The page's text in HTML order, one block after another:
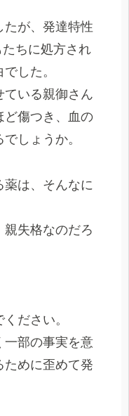
たが、発達特性
たちに処方され
した。
ている親御さん
ど傷つき、血の
しょうか。
薬は、そんなに
親失格なのだろ
ださい。
一部の事実を意
ために歪めて発